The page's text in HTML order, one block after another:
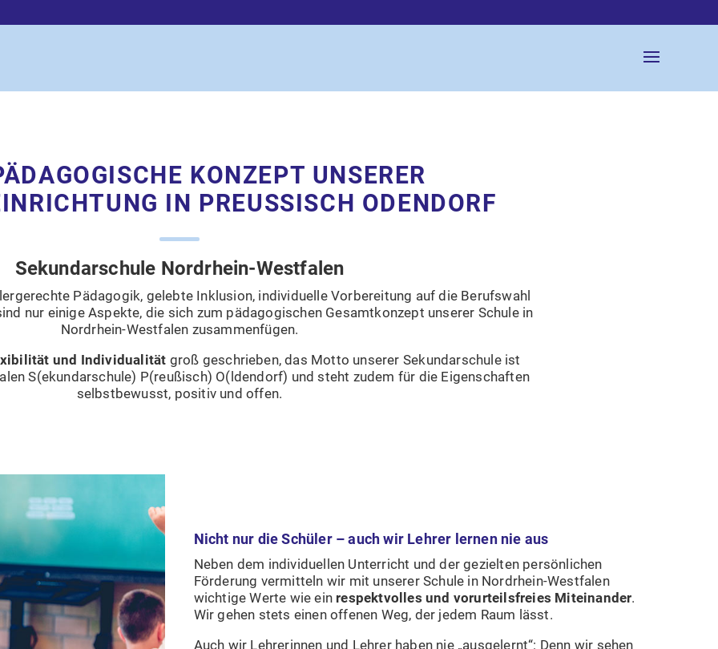
KONZEPT UNSERER
IN PREUSSISCH ODENDORF
Sekundarschule Nordrhein-Westfalen
Pädagogik, gelebte Inklusion, individuelle Vorbereitung auf die Berufswahl
nur einige Aspekte, die sich zum pädagogischen Gesamtkonzept unserer Schule in
Nordrhein-Westfalen zusammenfügen.
und Individualität groß geschrieben, das Motto unserer Sekundarschule ist
S(ekundarschule) P(reußisch) O(ldendorf) und steht zudem für die Eigenschaften
selbstbewusst, positiv und offen.
Nicht nur die Schüler – auch wir Lehrer lernen nie aus
Neben dem individuellen Unterricht und der gezielten persönlichen
Förderung vermitteln wir mit unserer Schule in Nordrhein-Westfalen
wichtige Werte wie ein respektvolles und vorurteilsfreies Miteinander.
Wir gehen stets einen offenen Weg, der jedem Raum lässt.
Auch wir Lehrerinnen und Lehrer haben nie „ausgelernt“: Denn wir sehen